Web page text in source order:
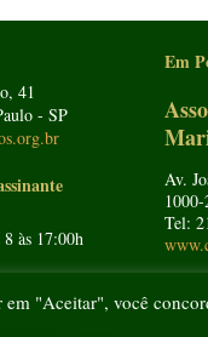
41
- SP
às 17:00h
Em
Av.
Tel:
"Aceitar", você